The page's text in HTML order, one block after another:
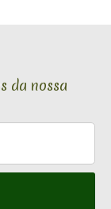
da nossa